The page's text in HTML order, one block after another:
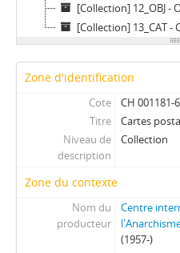
[Collection] 12_OBJ -
[Collection] 13_CAT
Zone d'identification
Cote
CH 001181-
Titre
Cartes
Niveau de
description
Collection
Zone du contexte
Nom du
producteur
Centre
(1957-)